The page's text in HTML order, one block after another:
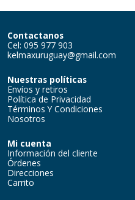
Contactanos
Cel: 095 977 903
kelmaxuruguay@gmail.com
Nuestras políticas
Envíos y retiros
Política de Privacidad
Términos Y Condiciones
Nosotros
Mi cuenta
Información del cliente
Órdenes
Direcciones
Carrito